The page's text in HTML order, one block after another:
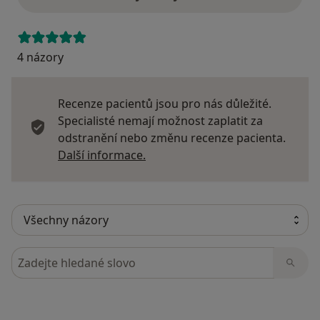
4 názory
Recenze pacientů jsou pro nás důležité.
Specialisté nemají možnost zaplatit za
odstranění nebo změnu recenze pacienta.
Další informace.
Hledejte v názorech